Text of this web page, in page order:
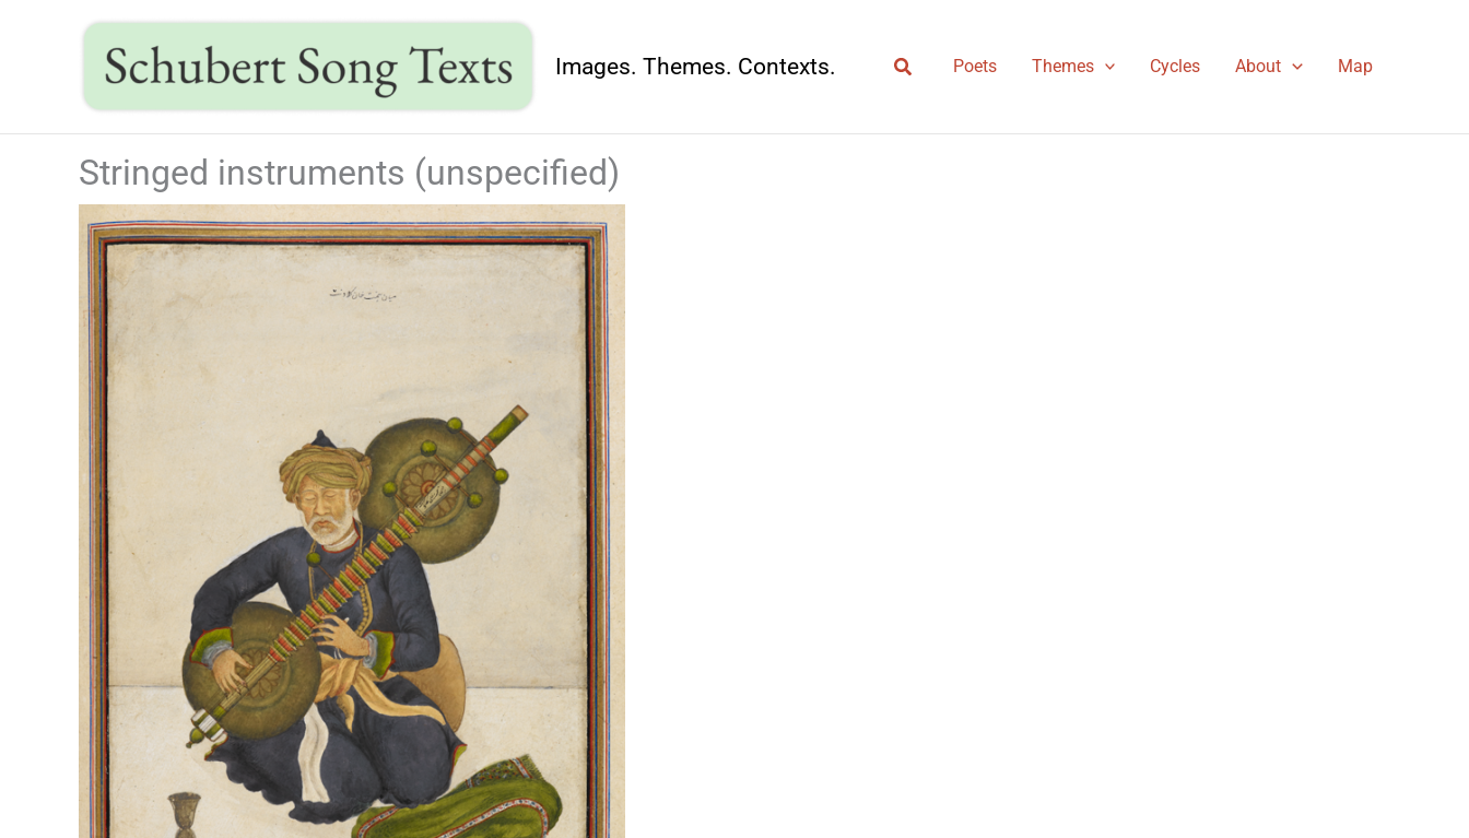
Images. Themes. Contexts. Search Poets Themes Cycles About Map
Stringed instruments (unspecified)